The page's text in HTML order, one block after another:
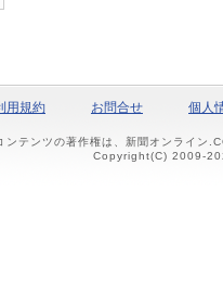
用規約 お問合せ 個人
テンツの著作権は、新聞オンライン
Copyright(C) 2009-